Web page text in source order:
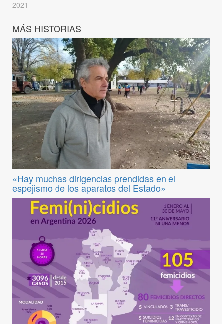
2021
MÁS HISTORIAS
«Hay muchas dirigencias prendidas en el
espejismo de los aparatos del Estado»